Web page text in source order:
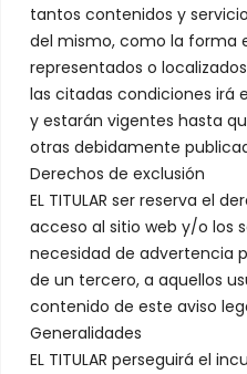
tantos contenidos y
del mismo, como la forma
representados o
las citadas condiciones irá
y estarán vigentes hasta
otras debidamente
Derechos de exclusión
EL TITULAR ser reserva el
acceso al sitio web y/o los
necesidad de advertencia
de un tercero, a aquellos
contenido de este aviso
Generalidades
EL TITULAR perseguirá el